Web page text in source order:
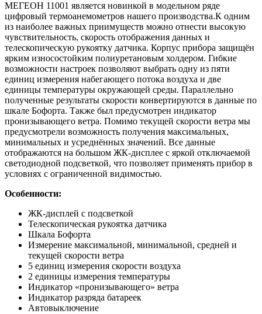
МЕГЕОН 11001 является новинкой в модельном ряде
цифровый термоанемометров нашего производства.К одним
из наиболее важных приимуществ можно отнести высокую
чувствительность, скорость отображения данных и
телескопическую рукоятку датчика. Корпус прибора защищён
ярким износостойким полиуретановым холдером. Гибкие
возможности настроек позволяют выбрать одну из пяти
единиц измерения набегающего потока воздуха и две
единицы температуры окружающей среды. Параллельно
полученные результаты скорости конвертируются в данные по
шкале Бофорта. Также был предусмотрен индикатор
пронизывающего ветра. Помимо текущей скорости ветра мы
предусмотрели возможность получения максимальных,
минимальных и усреднённых значений. Все данные
отображаются на большом ЖК-дисплее с яркой отключаемой
светодиодной подсветкой, что позволяет применять прибор в
условиях с ограниченной видимостью.
Особенности:
ЖК-дисплей с подсветкой
Телескопическая рукоятка датчика
Шкала Бофорта
Измерение максимальной, минимальной, средней и
текущей скорости ветра
5 единиц измерения скорости воздуха
2 единицы измерения температуры
Индикатор «пронизывающего» ветра
Индикатор разряда батареек
Автовыключение